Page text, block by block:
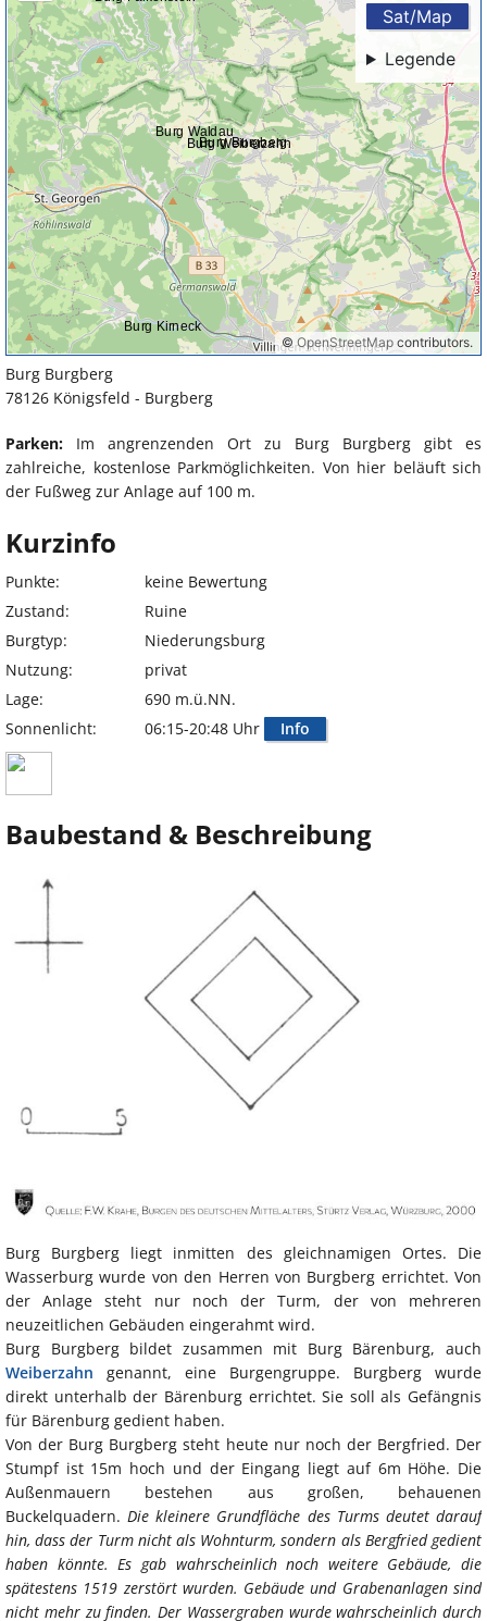
Burg Burgberg
78126 Königsfeld - Burgberg
Parken: Im angrenzenden Ort zu Burg Burgberg gibt es
zahlreiche, kostenlose Parkmöglichkeiten. Von hier beläuft sich
der Fußweg zur Anlage auf 100 m.
Kurzinfo
Punkte:
keine Bewertung
Zustand:
Ruine
Burgtyp:
Niederungsburg
Nutzung:
privat
Lage:
690 m.ü.NN.
Sonnenlicht:
06:15-20:48 Uhr Info
Baubestand & Beschreibung
Burg Burgberg liegt inmitten des gleichnamigen Ortes. Die
Wasserburg wurde von den Herren von Burgberg errichtet. Von
der Anlage steht nur noch der Turm, der von mehreren
neuzeitlichen Gebäuden eingerahmt wird.
Burg Burgberg bildet zusammen mit Burg Bärenburg, auch
Weiberzahn genannt, eine Burgengruppe. Burgberg wurde
direkt unterhalb der Bärenburg errichtet. Sie soll als Gefängnis
für Bärenburg gedient haben.
Von der Burg Burgberg steht heute nur noch der Bergfried. Der
Stumpf ist 15m hoch und der Eingang liegt auf 6m Höhe. Die
Außenmauern bestehen aus großen, behauenen
Buckelquadern. Die kleinere Grundfläche des Turms deutet darauf
hin, dass der Turm nicht als Wohnturm, sondern als Bergfried gedient
haben könnte. Es gab wahrscheinlich noch weitere Gebäude, die
spätestens 1519 zerstört wurden. Gebäude und Grabenanlagen sind
nicht mehr zu finden. Der Wassergraben wurde wahrscheinlich durch